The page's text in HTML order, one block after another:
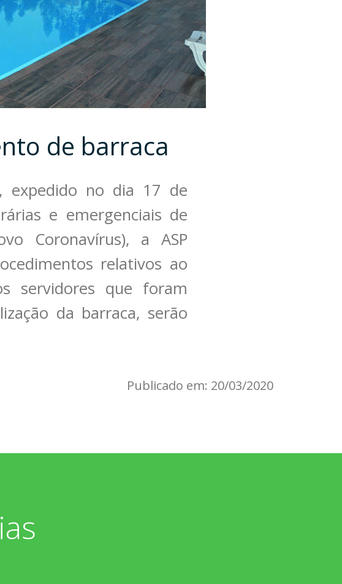
de barraca
expedido no dia 17 de
e emergenciais de
Coronavírus), a ASP
relativos ao
servidores que foram
da barraca, serão
Publicado em: 20/03/2020